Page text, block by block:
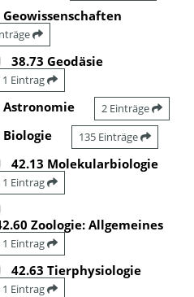
Geowissenschaften
38.73 Geodäsie
1 Eintrag
Astronomie 2 Einträge
Biologie 135 Einträge
42.13 Molekularbiologie
1 Eintrag
Zoologie: Allgemeines
1 Eintrag
42.63 Tierphysiologie
1 Eintrag